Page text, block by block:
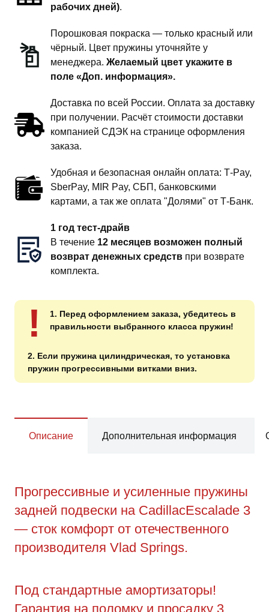
рабочих дней).
Порошковая покраска — только красный или
чёрный. Цвет пружины уточняйте у
менеджера. Желаемый цвет укажите в
поле «Доп. информация».
Доставка по всей России. Оплата за доставку
при получении. Расчёт стоимости доставки
компанией СДЭК на странице оформления
заказа.
Удобная и безопасная онлайн оплата: T‑Pay,
SberPay, MIR Pay, СБП, банковскими
картами, а так же оплата "Долями" от Т-Банк.
1 год тест-драйв
В течение 12 месяцев возможен полный
возврат денежных средств при возврате
комплекта.
!
1. Перед оформлением заказа, убедитесь в
правильности выбранного класса пружин!
2. Если пружина цилиндрическая, то установка
пружин прогрессивными витками вниз.
Описание Дополнительная информация
Прогрессивные и усиленные пружины
задней подвески на CadillacEscalade 3
— сток комфорт от отечественного
производителя Vlad Springs.
Под стандартные амортизаторы!
Гарантия на поломку и просадку 3